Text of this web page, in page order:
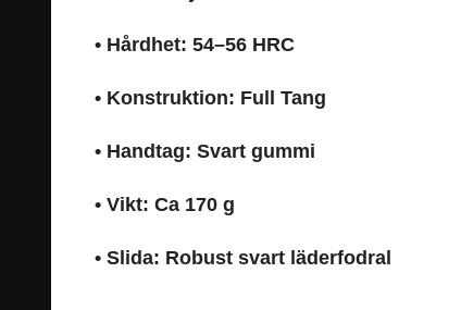
• Hårdhet: 54–56 HRC
• Konstruktion: Full Tang
• Handtag: Svart gummi
• Vikt: Ca 170 g
• Slida: Robust svart läderfodral